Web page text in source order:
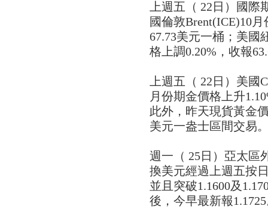
上週五（ 22日）國
國倫敦Brent(ICE)10
67.73美元一桶；美國
格上調0.20%，收報
上週五（ 22日）美
月份期金價格上升
此外，昨天現貨黃金
美元一盎士區間交易
週一（ 25日）亞太區
換美元經過上週五按
並且突破1.1600及
後，今早最新報